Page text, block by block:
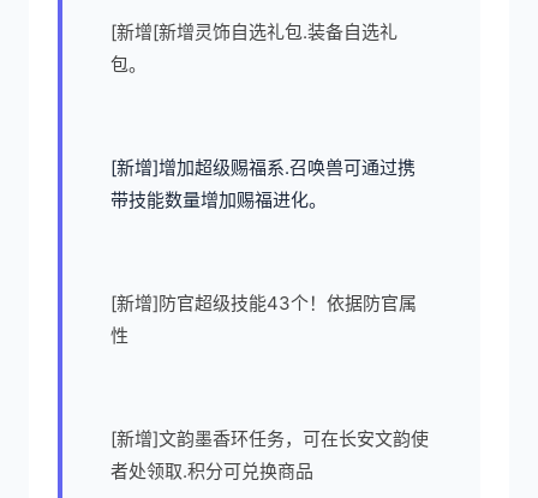
[新增[新增灵饰自选礼包.装备自选礼
包。
[新增]增加超级赐福系.召唤兽可通过携
带技能数量增加赐福进化。
[新增]防官超级技能43个！依据防官属
性
[新增]文韵墨香环任务，可在长安文韵使
者处领取.积分可兑换商品